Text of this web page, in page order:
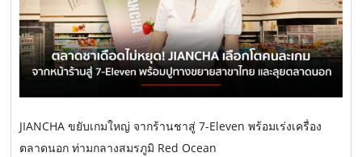
JIANCHA ขยับเกมใหญ่ จากร้านชาสู่ 7-Eleven พร้อมเร่งเครื่อง
ตลาดนอก ท่ามกลางสมรภูมิ Red Ocean